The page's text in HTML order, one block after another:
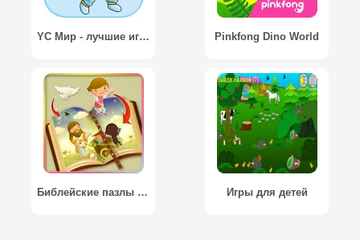
YC Мир - лучшие игры для детей / YC World games for babies Pinkfong Dino World
Библейские пазлы для малышей / Bible Puzzles for Toddlers Игры для детей